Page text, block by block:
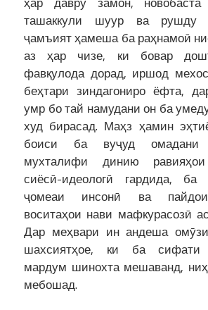
ташаккули шуур ва рушду
ҷамъият ҳамеша ба раҳнамоӣ
аз ҳар чизе, ки бовар
фавқулода дорад, иршод
беҳтари зиндагониро ёфта,
умр бо тай намудани он ба
худ бирасад. Маҳз ҳамин
боиси ба вуҷуд омадани
мухталифи динию равияҳои
сиёсӣ-идеологӣ гардида, ба
ҷомеаи инсонӣ ва
воситаҳои нави мафкурасозӣ
Дар меҳвари ин андеша
шахсиятҳое, ки ба сифати
мардум шинохта мешаванд,
мебошад.